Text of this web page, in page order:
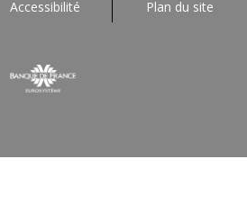
Accessibilité Plan du site